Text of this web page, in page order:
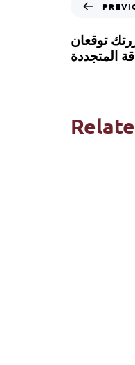
توقعان
المتجددة